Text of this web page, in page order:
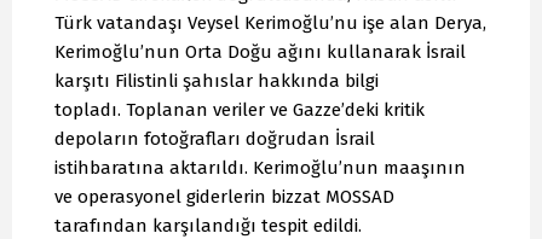
Türk vatandaşı Veysel Kerimoğlu’nu işe alan Derya,
Kerimoğlu’nun Orta Doğu ağını kullanarak İsrail
karşıtı Filistinli şahıslar hakkında bilgi
topladı. Toplanan veriler ve Gazze’deki kritik
depoların fotoğrafları doğrudan İsrail
istihbaratına aktarıldı. Kerimoğlu’nun maaşının
ve operasyonel giderlerin bizzat MOSSAD
tarafından karşılandığı tespit edildi.